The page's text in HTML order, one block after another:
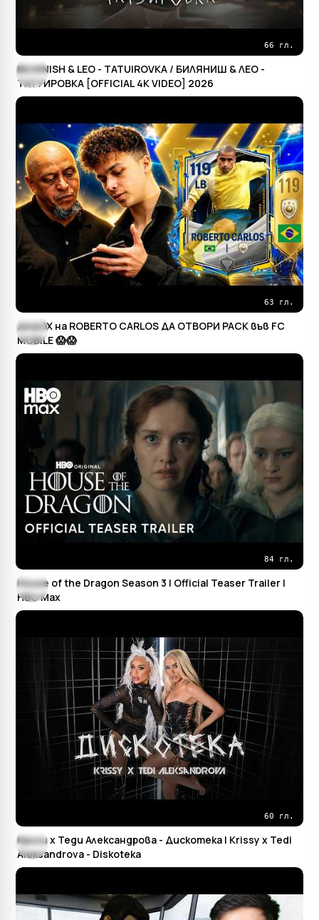
66 гл.
BILYANISH & LEO - TATUIROVKA / БИЛЯНИШ & ЛЕО -
ТАТУИРОВКА [OFFICIAL 4K VIDEO] 2026
63 гл.
ДАДОХ на ROBERTO CARLOS ДА ОТВОРИ PACK във FC
MOBILE 😱😱
84 гл.
House of the Dragon Season 3 | Official Teaser Trailer |
HBO Max
60 гл.
Криси х Теди Александрова - Дискотека | Krissy x Tedi
Aleksandrova - Diskoteka